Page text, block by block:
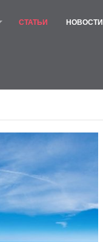
СТАТЬИ НОВОСТИ